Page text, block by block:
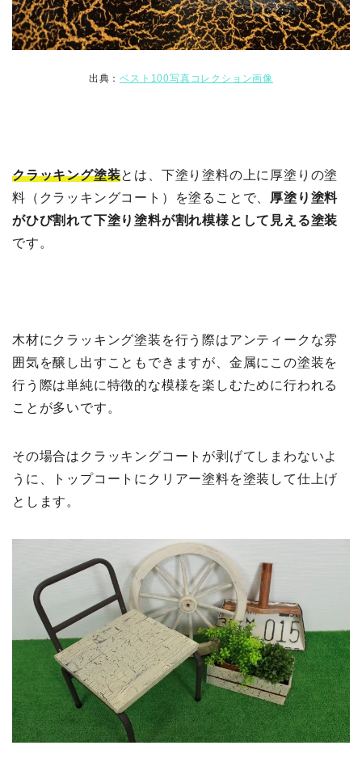
出典：ベスト100写真コレクション画像
クラッキング塗装とは、下塗り塗料の上に厚塗りの塗
料（クラッキングコート）を塗ることで、 厚塗り塗料
がひび割れて下塗り塗料が割れ模様として見える塗装
です。
木材にクラッキング塗装を行う際はアンティークな雰
囲気を醸し出すこともできますが、金属にこの塗装を
行う際は単純に特徴的な模様を楽しむために行われる
ことが多いです。
その場合はクラッキングコートが剥げてしまわないよ
うに、トップコートにクリアー塗料を塗装して仕上げ
とします。